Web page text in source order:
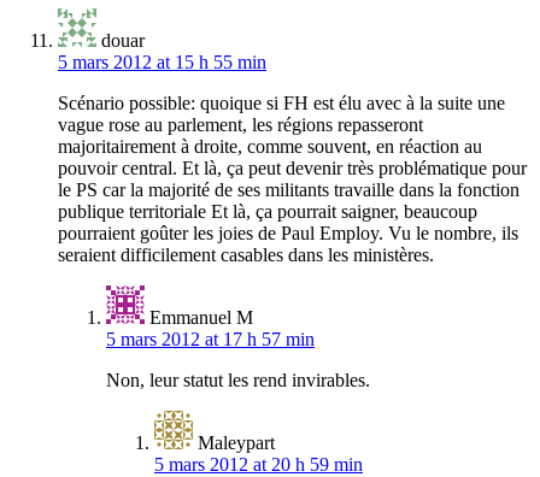
douar
5 mars 2012 at 15 h 55 min
Scénario possible: quoique si FH est élu avec à la suite une
vague rose au parlement, les régions repasseront
majoritairement à droite, comme souvent, en réaction au
pouvoir central. Et là, ça peut devenir très problématique pour
le PS car la majorité de ses militants travaille dans la fonction
publique territoriale Et là, ça pourrait saigner, beaucoup
pourraient goûter les joies de Paul Employ. Vu le nombre, ils
seraient difficilement casables dans les ministères.
Emmanuel M
5 mars 2012 at 17 h 57 min
Non, leur statut les rend invirables.
Maleypart
5 mars 2012 at 20 h 59 min